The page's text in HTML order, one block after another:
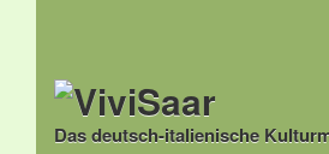
Das deutsch-italienische